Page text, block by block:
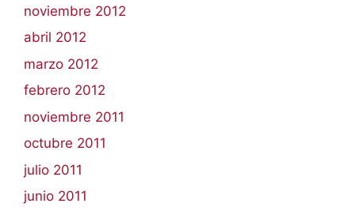
noviembre 2012
abril 2012
marzo 2012
febrero 2012
noviembre 2011
octubre 2011
julio 2011
junio 2011